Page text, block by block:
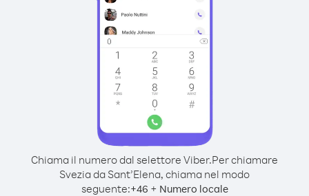
Chiama il numero dal selettore Viber.Per chiamare
Svezia da Sant’Elena, chiama nel modo
seguente:+46 + Numero locale